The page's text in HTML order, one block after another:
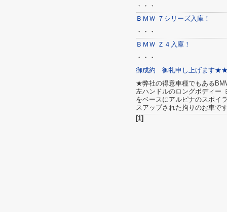
・・・
ＢＭＷ ７シリーズ入庫！
・・・
ＢＭＷ Ｚ４入庫！
・・・
御成約 御礼申し上げます
★弊社の得意車種でもある
左ハンドルのロングボディー
をベースにアルピナのスポ
スアップされた拘りのお車で
[1]